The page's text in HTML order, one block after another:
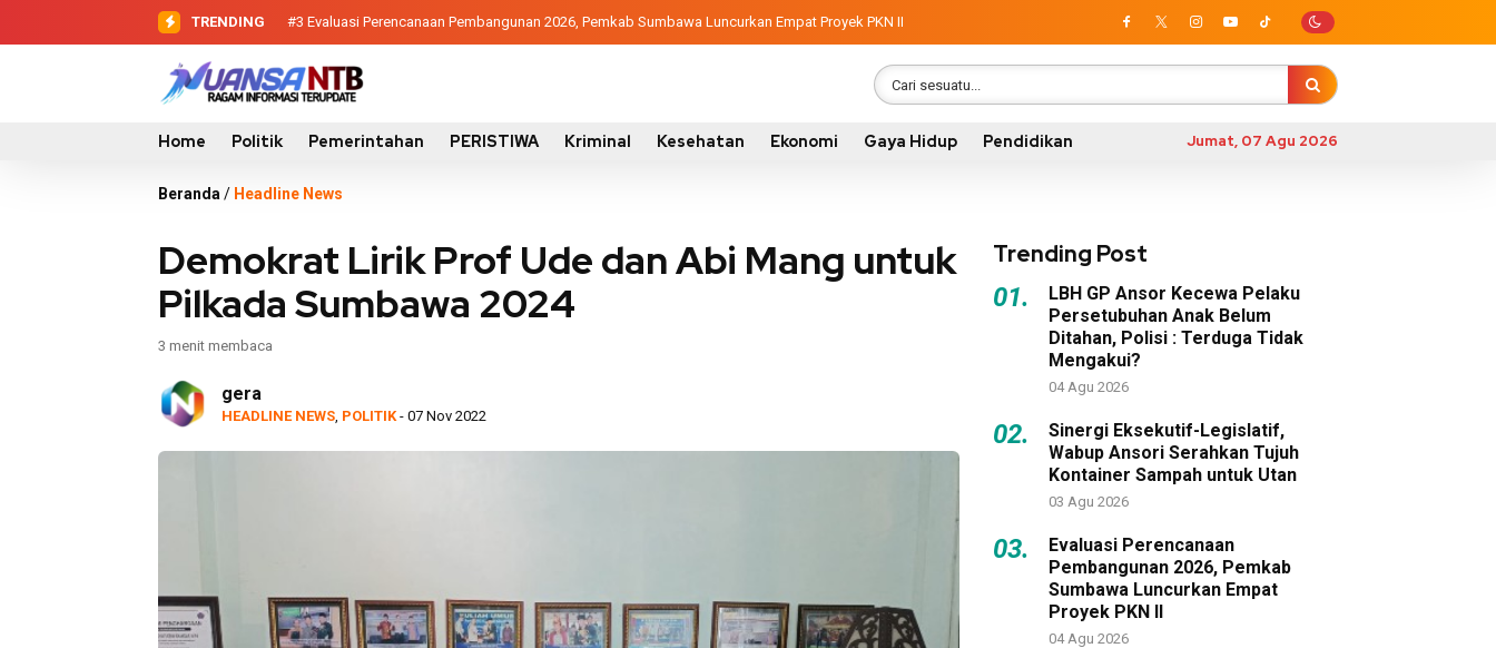
TRENDING #3 Evaluasi Perencanaan Pembangunan 2026, Pemkab Sumbawa Luncurkan Empat Proyek PKN II
#4 Dewan Pendidikan Temukan Kondisi 305 Siswa SDN Kanar Belajar di Tengah Keterbatasan
Home Politik Pemerintahan PERISTIWA Kriminal Kesehatan Ekonomi Gaya Hidup Pendidikan Jumat, 07 Agu 2026
Beranda / Headline News
Demokrat Lirik Prof Ude dan Abi Mang untuk
Pilkada Sumbawa 2024
3 menit membaca
gera
HEADLINE NEWS POLITIK - 07 Nov 2022
Trending Post
01.
LBH GP Ansor Kecewa Pelaku
Persetubuhan Anak Belum
Ditahan, Polisi : Terduga Tidak
Mengakui?
04 Agu 2026
02.
Sinergi Eksekutif-Legislatif,
Wabup Ansori Serahkan Tujuh
Kontainer Sampah untuk Utan
03 Agu 2026
03.
Evaluasi Perencanaan
Pembangunan 2026, Pemkab
Sumbawa Luncurkan Empat
Proyek PKN II
04 Agu 2026